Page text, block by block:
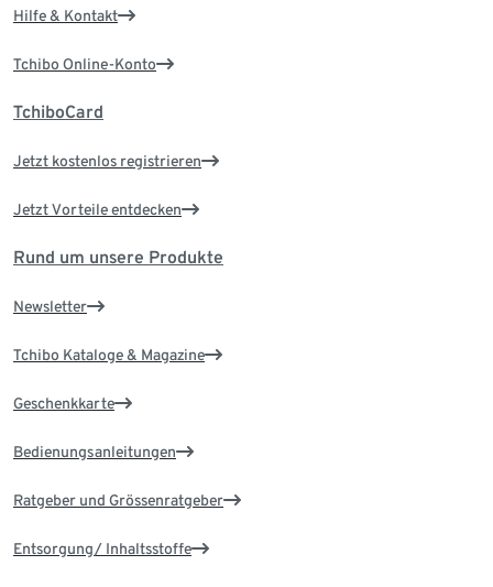
Hilfe & Kontakt
Tchibo Online-Konto
TchiboCard
Jetzt kostenlos registrieren
Jetzt Vorteile entdecken
Rund um unsere Produkte
Newsletter
Tchibo Kataloge & Magazine
Geschenkkarte
Bedienungsanleitungen
Ratgeber und Grössenratgeber
Entsorgung/ Inhaltsstoffe